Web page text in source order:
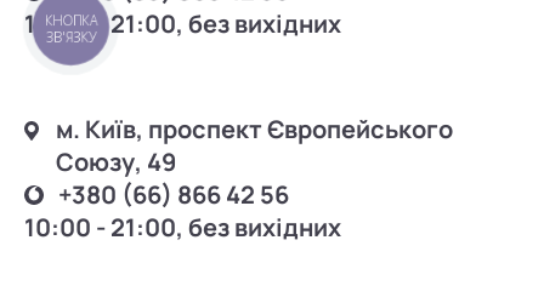
10:00 - 21:00, без вихідних
м. Київ, проспект Європейського
Союзу, 49
+380 (66) 866 42 56
10:00 - 21:00, без вихідних
КНОПКА
ЗВ'ЯЗКУ